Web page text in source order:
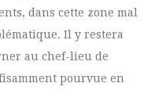
dans cette zone mal
Il y restera
au chef-lieu de
pourvue en